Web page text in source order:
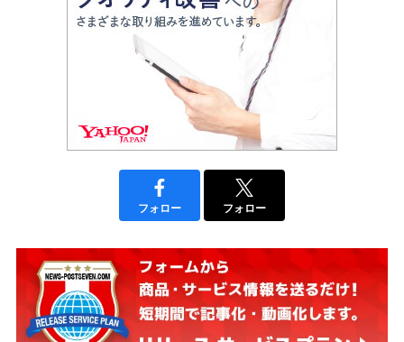
フォロー フォロー